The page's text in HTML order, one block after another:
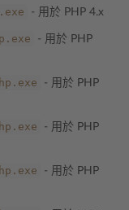
- 用於 PHP 4.x
- 用於 PHP
- 用於 PHP
- 用於 PHP
- 用於 PHP